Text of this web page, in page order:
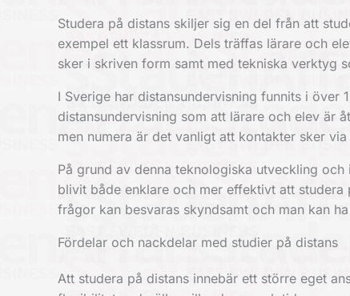
Studera på distans skiljer sig en del från att
exempel ett klassrum. Dels träffas lärare och
sker i skriven form samt med tekniska verktyg
I Sverige har distansundervisning funnits i över
distansundervisning som att lärare och elev är
men numera är det vanligt att kontakter sker via
På grund av denna teknologiska utveckling
blivit både enklare och mer effektivt att
frågor kan besvaras skyndsamt och man kan
Fördelar och nackdelar med studier på distans
Att studera på distans innebär ett större eget